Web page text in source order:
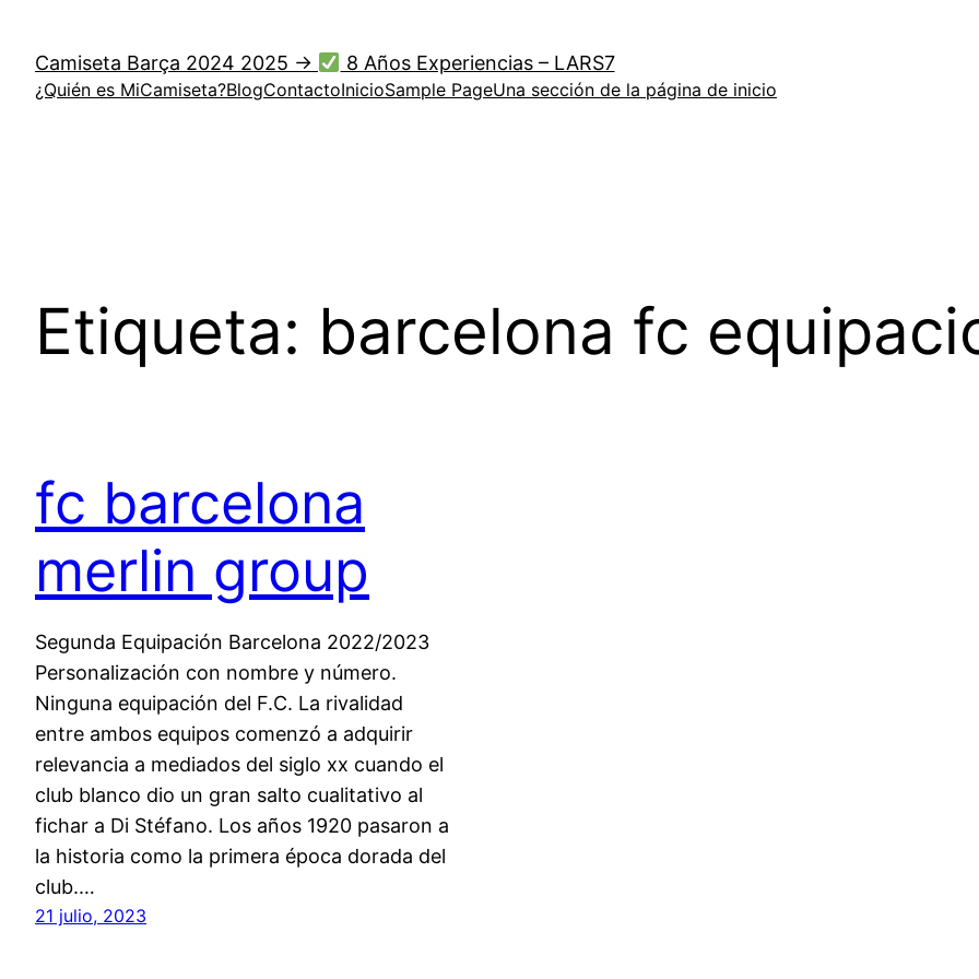
contenido
Camiseta Barça 2024 2025 → 8 Años Experiencias – LARS7
¿Quién es MiCamiseta?BlogContactoInicioSample PageUna sección de la página de inicio
Etiqueta: barcelona fc
fc barcelona
merlin group
Segunda Equipación Barcelona 2022/2023
Personalización con nombre y número.
Ninguna equipación del F.C. La rivalidad
entre ambos equipos comenzó a adquirir
relevancia a mediados del siglo xx cuando el
club blanco dio un gran salto cualitativo al
fichar a Di Stéfano. Los años 1920 pasaron a
la historia como la primera época dorada del
club.…
21 julio, 2023